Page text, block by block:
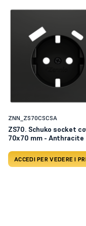
ZNN_ZS70CSCSA
ZS70. Schuko socket
70x70 mm - Anthracite
ACCEDI PER VEDERE I